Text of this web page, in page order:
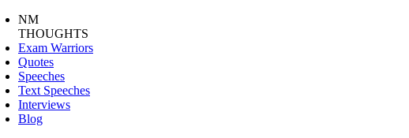
NM
THOUGHTS
Exam Warriors
Quotes
Speeches
Text Speeches
Interviews
Blog